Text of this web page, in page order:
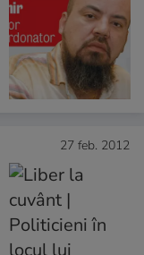
27 feb. 2012